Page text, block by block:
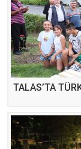
TALAS’TA